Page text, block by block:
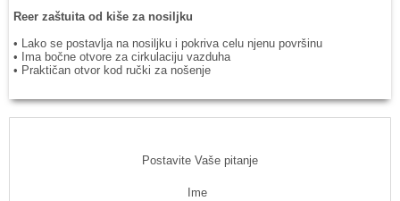
Reer zaštuita od kiše za nosiljku
• Lako se postavlja na nosiljku i pokriva celu njenu površinu
• Ima bočne otvore za cirkulaciju vazduha
• Praktičan otvor kod ručki za nošenje
Postavite Vaše pitanje
Ime